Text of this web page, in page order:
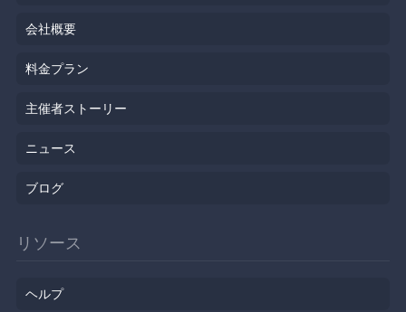
会社概要
料金プラン
主催者ストーリー
ニュース
ブログ
リソース
ヘルプ